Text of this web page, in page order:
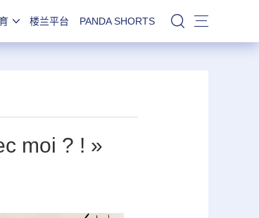
楼兰平台 PANDA SHORTS 站内搜索
moi ? ! »